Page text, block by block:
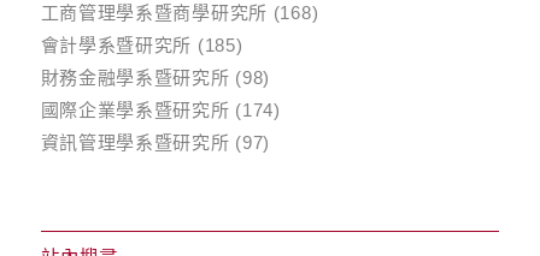
工商管理學系暨商學研究所 (168)
會計學系暨研究所 (185)
財務金融學系暨研究所 (98)
國際企業學系暨研究所 (174)
資訊管理學系暨研究所 (97)